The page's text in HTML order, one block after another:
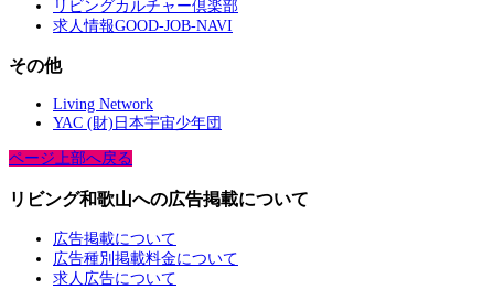
リビングカルチャー倶楽部
求人情報GOOD-JOB-NAVI
その他
Living Network
YAC (財)日本宇宙少年団
ページ上部へ戻る
リビング和歌山への広告掲載について
広告掲載について
広告種別掲載料金について
求人広告について